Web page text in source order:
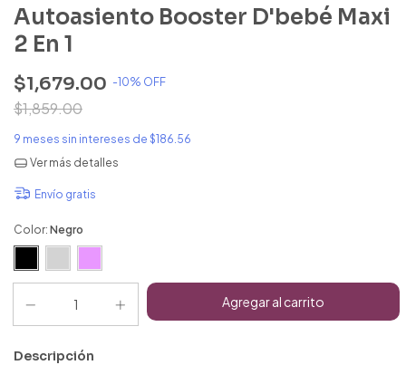
Autoasiento Booster D'bebé Maxi
2 En 1
$1,679.00 -10% OFF
$1,859.00
9 meses sin intereses de $186.56
Ver más detalles
Envío gratis
Color: Negro
Descripción